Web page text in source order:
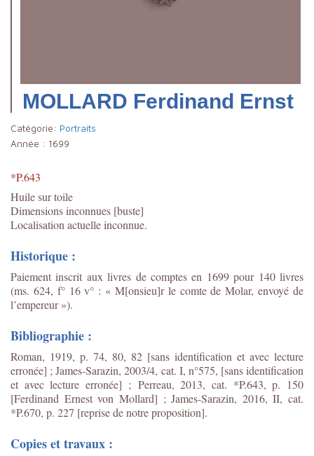
MOLLARD Ferdinand Ernst
Catégorie: Portraits
Année : 1699
*P.643
Huile sur toile
Dimensions inconnues [buste]
Localisation actuelle inconnue.
Historique :
Paiement inscrit aux livres de comptes en 1699 pour 140 livres
(ms. 624, f° 16 v° : « M[onsieu]r le comte de Molar, envoyé de
l’empereur »).
Bibliographie :
Roman, 1919, p. 74, 80, 82 [sans identification et avec lecture
erronée] ; James-Sarazin,2003/4, cat. I, n°575, [sans identification
et avec lecture erronée] ; Perreau, 2013, cat. *P.643, p. 150
[Ferdinand Ernest von Mollard] ; James-Sarazin, 2016, II, cat.
*P.670, p. 227 [reprise de notre proposition].
Copies et travaux :